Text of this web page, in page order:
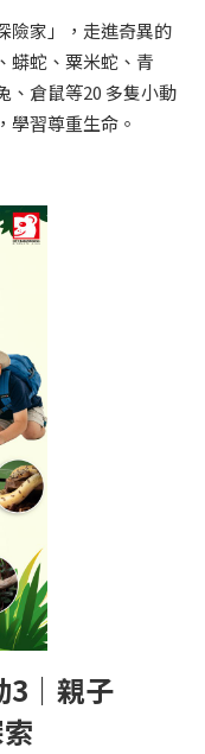
險家」，走進奇異的
蟒蛇、粟米蛇、青
、倉鼠等20 多隻小動
學習尊重生命。
3｜親子